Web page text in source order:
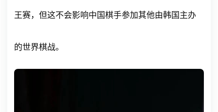
王赛，但这不会影响中国棋手参加其他由韩国主办
的世界棋战。